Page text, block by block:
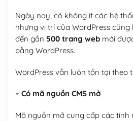
Ngày nay, có không ít các hệ
nhưng vị trí của WordPress cũng
đến gần 500 trang webmới
bằng WordPress.
WordPress vẫn luôn tồn tại theo
– Có mã nguồn CMS mở
Mã nguồn mở cung cấp các tính